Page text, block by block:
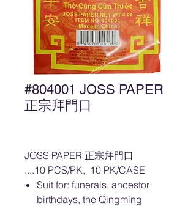
#804001 JOSS PAPER
正宗拜門口
JOSS PAPER 正宗拜門口
....10 PCS/PK, 10 PK/CASE
Suit for: funerals, ancestor
birthdays, the Qingming